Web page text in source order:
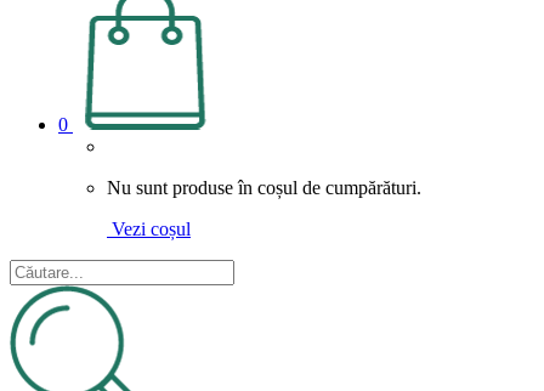
0
Nu sunt produse în coșul de cumpărături.
Vezi coșul